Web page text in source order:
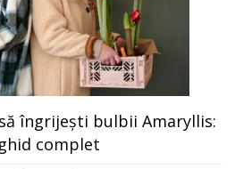
îngrijești bulbii Amaryllis:
complet